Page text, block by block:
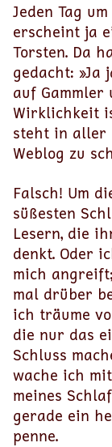
Jeden Tag
erscheint ja
Torsten. Da
gedacht: »Ja
auf Gammler
Wirklichkeit
steht in aller
Weblog zu
Falsch! Um
süßesten
Lesern, die
denkt. Oder
mich
mal drüber
ich träume
die nur das
Schluss
wache ich
meines
gerade ein
penne.